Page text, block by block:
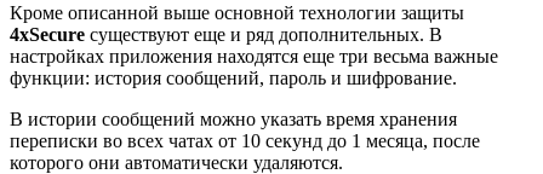
Кроме описанной выше основной технологии защиты
4xSecure существуют еще и ряд дополнительных. В
настройках приложения находятся еще три весьма важные
функции: история сообщений, пароль и шифрование.
В истории сообщений можно указать время хранения
переписки во всех чатах от 10 секунд до 1 месяца, после
которого они автоматически удаляются.